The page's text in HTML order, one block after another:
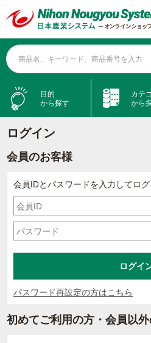
商品名、キーワード、商品番号を入力
目的
から探す
カテ
から
ログイン
会員のお客様
会員IDとパスワードを入力してログ
パスワード再設定の方はこちら
初めてご利用の方・会員以